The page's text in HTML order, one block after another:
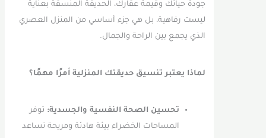
جودة حياتك وقيمة عقارك، الحديقة المنسقة بعناية
ليست رفاهية، بل هي جزء أساسي من المنزل العصري
الذي يجمع بين الراحة والجمال.
لماذا يعتبر تنسيق حديقتك المنزلية أمرًا مهمًا؟
تحسين الصحة النفسية والجسدية:توفر
المساحات الخضراء بيئة هادئة ومريحة تساعد